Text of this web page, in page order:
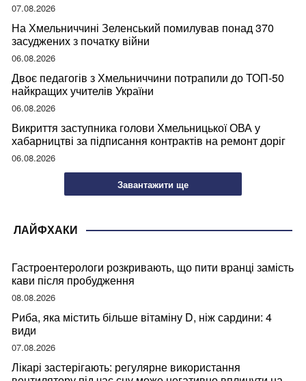
07.08.2026
На Хмельниччині Зеленський помилував понад 370
засуджених з початку війни
06.08.2026
Двоє педагогів з Хмельниччини потрапили до ТОП-50
найкращих учителів України
06.08.2026
Викриття заступника голови Хмельницької ОВА у
хабарництві за підписання контрактів на ремонт доріг
06.08.2026
Завантажити ще
ЛАЙФХАКИ
Гастроентерологи розкривають, що пити вранці замість
кави після пробудження
08.08.2026
Риба, яка містить більше вітаміну D, ніж сардини: 4
види
07.08.2026
Лікарі застерігають: регулярне використання